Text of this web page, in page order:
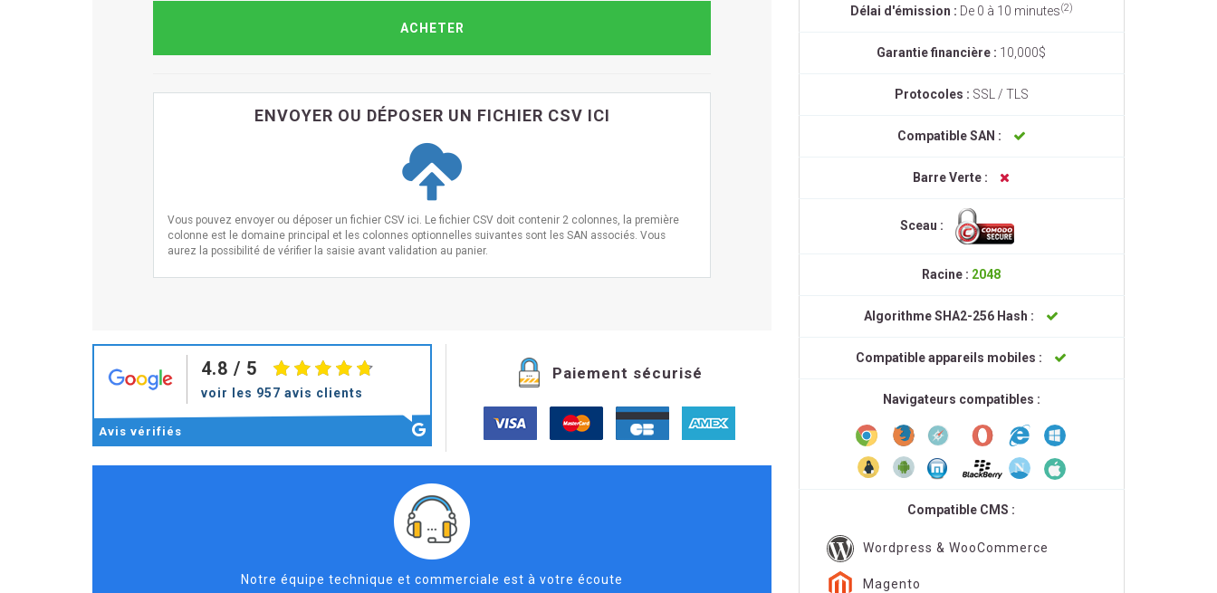
ENVOYER OU DÉPOSER UN FICHIER CSV ICI
Vous pouvez envoyer ou déposer un fichier CSV ici. Le fichier CSV doit contenir 2 colonnes, la première
colonne est le domaine principal et les colonnes optionnelles suivantes sont les SAN associés. Vous
aurez la possibilité de vérifier la saisie avant validation au panier.
4.8 / 5
voir les 957 avis clients
Avis vérifiés
Paiement sécurisé
Notre équipe technique et commerciale est à votre écoute
Délai d'émission : De 0 à 10 minutes(2)
Garantie financière : 10,000$
Protocoles : SSL / TLS
Compatible SAN :
Barre Verte :
Sceau :
Racine : 2048
Algorithme SHA2-256 Hash :
Compatible appareils mobiles :
Navigateurs compatibles :
Compatible CMS :
Wordpress & WooCommerce
Magento